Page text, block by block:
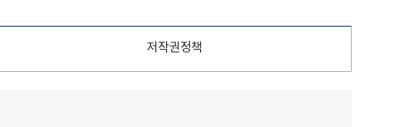
저작권정책